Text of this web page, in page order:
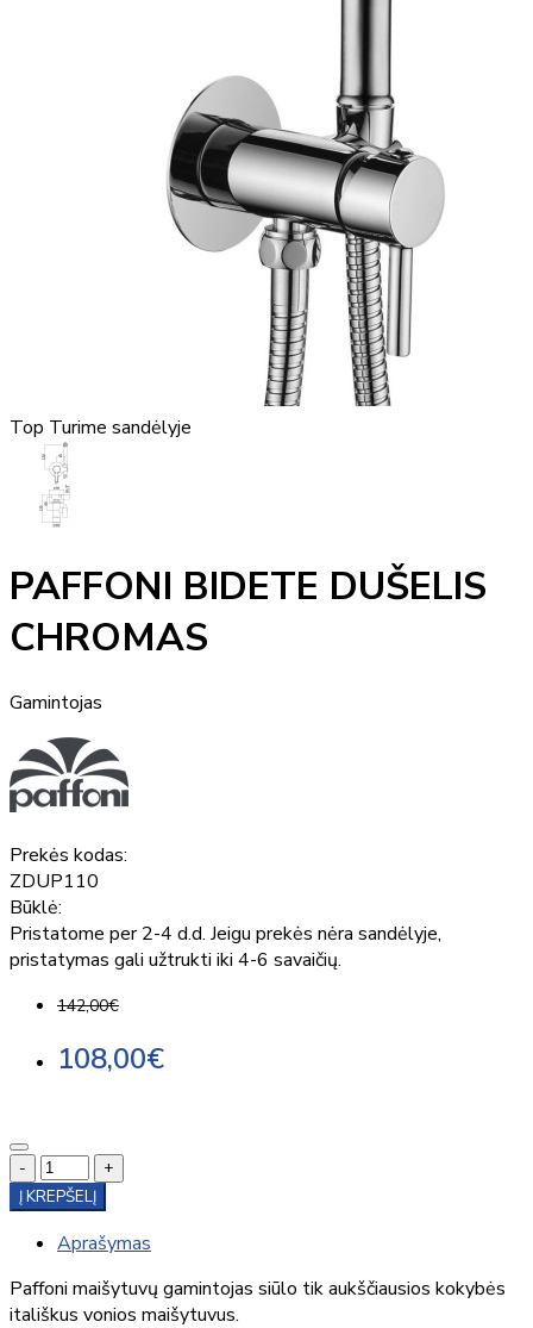
Top Turime sandėlyje
PAFFONI BIDETE DUŠELIS
CHROMAS
Gamintojas
Prekės kodas:
ZDUP110
Būklė:
Pristatome per 2-4 d.d. Jeigu prekės nėra sandėlyje,
pristatymas gali užtrukti iki 4-6 savaičių.
142,00€
108,00€
-
+
Į KREPŠELĮ
Aprašymas
Paffoni maišytuvų gamintojas siūlo tik aukščiausios kokybės
itališkus vonios maišytuvus.